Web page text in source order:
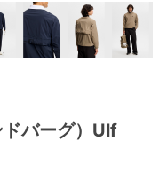
ドバーグ）Ulf